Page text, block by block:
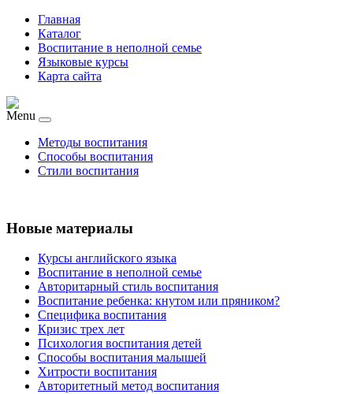
Главная
Каталог
Воспитание в неполной семье
Языковые курсы
Карта сайта
Menu
Методы воспитания
Способы воспитания
Стили воспитания
Новые материалы
Курсы английского языка
Воспитание в неполной семье
Авторитарный стиль воспитания
Воспитание ребенка: кнутом или пряником?
Специфика воспитания
Кризис трех лет
Психология воспитания детей
Способы воспитания малышей
Хитрости воспитания
Авторитетный метод воспитания